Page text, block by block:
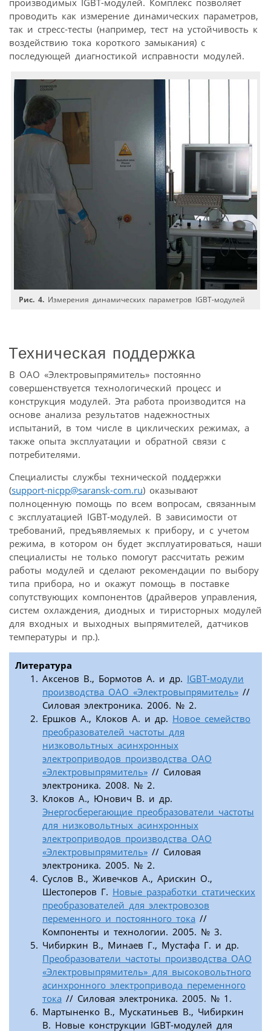
проводить как измерение динамических параметров,
так и стресс-тесты (например, тест на устойчивость к
воздействию тока короткого замыкания) с
последующей диагностикой исправности модулей.
Рис. 4. Измерения динамических параметров IGBT-модулей
Техническая поддержка
В ОАО «Электровыпрямитель» постоянно
совершенствуется технологический процесс и
конструкция модулей. Эта работа производится на
основе анализа результатов надежностных
испытаний, в том числе в циклических режимах, а
также опыта эксплуатации и обратной связи с
потребителями.
Специалисты службы технической поддержки
(support-nicpp@saransk-com.ru) оказывают
полноценную помощь по всем вопросам, связанным
с эксплуатацией IGBT-модулей. В зависимости от
требований, предъявляемых к прибору, и с учетом
режима, в котором он будет эксплуатироваться, наши
специалисты не только помогут рассчитать режим
работы модулей и сделают рекомендации по выбору
типа прибора, но и окажут помощь в поставке
сопутствующих компонентов (драйверов управления,
систем охлаждения, диодных и тиристорных модулей
для входных и выходных выпрямителей, датчиков
температуры и пр.).
Литература
Аксенов В., Бормотов А. и др. IGBT-модули
производства ОАО «Электровыпрямитель» //
Силовая электроника. 2006. № 2.
Ершков А., Клоков А. и др. Новое семейство
преобразователей частоты для
низковольтных асинхронных
электроприводов производства ОАО
«Электровыпрямитель» // Силовая
электроника. 2008. № 2.
Клоков А., Юнович В. и др.
Энергосберегающие преобразователи частоты
для низковольтных асинхронных
электроприводов производства ОАО
«Электровыпрямитель» // Силовая
электроника. 2005. № 2.
Суслов В., Живечков А., Арискин О.,
Шестоперов Г. Новые разработки статических
преобразователей для электровозов
переменного и постоянного тока //
Компоненты и технологии. 2005. № 3.
Чибиркин В., Минаев Г., Мустафа Г. и др.
Преобразователи частоты производства ОАО
«Электровыпрямитель» для высоковольтного
асинхронного электропривода переменного
тока // Силовая электроника. 2005. № 1.
Мартыненко В., Мускатиньев В., Чибиркин
В. Новые конструкции IGBT-модулей для